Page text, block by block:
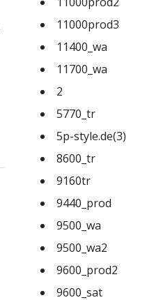
11000prod3
11400_wa
11700_wa
2
5770_tr
5p-style.de(3)
8600_tr
9160tr
9440_prod
9500_wa
9500_wa2
9600_prod2
9600_sat